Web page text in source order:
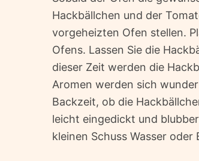
Hackbällchen und der
vorgeheizten Ofen stellen.
Ofens. Lassen Sie die
dieser Zeit werden die
Aromen werden sich
Backzeit, ob die
leicht eingedickt und
kleinen Schuss Wasser oder